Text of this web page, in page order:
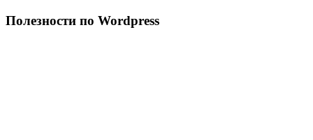
Полезности по Wordpress